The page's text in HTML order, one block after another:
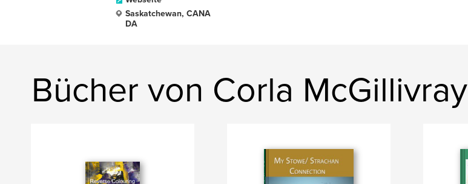
Saskatchewan, CANA
DA
Bücher von Corla McGillivray